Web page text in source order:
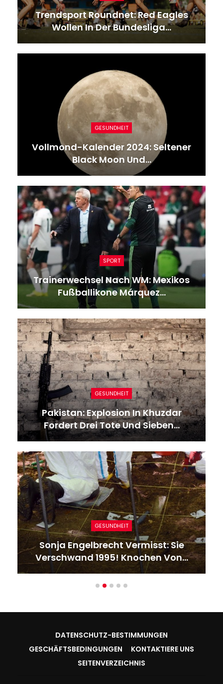
Trendsport Roundnet: Red Eagles
Wollen In Der Bundesliga…
GESUNDHEIT
Vollmond-Kalender 2024: Seltener
Black Moon Und…
SPORT
Trainerwechsel Nach WM: Mexikos
Fußballikone Márquez…
GESUNDHEIT
Pakistan: Explosion In Khuzdar
Fordert Drei Tote Und Sieben…
GESUNDHEIT
Sonja Engelbrecht Vermisst: Sie
Verschwand 1995! Knochen Von…
DATENSCHUTZ-BESTIMMUNGEN
GESCHÄFTSBEDINGUNGEN
KONTAKTIERE UNS
SEITENVERZEICHNIS